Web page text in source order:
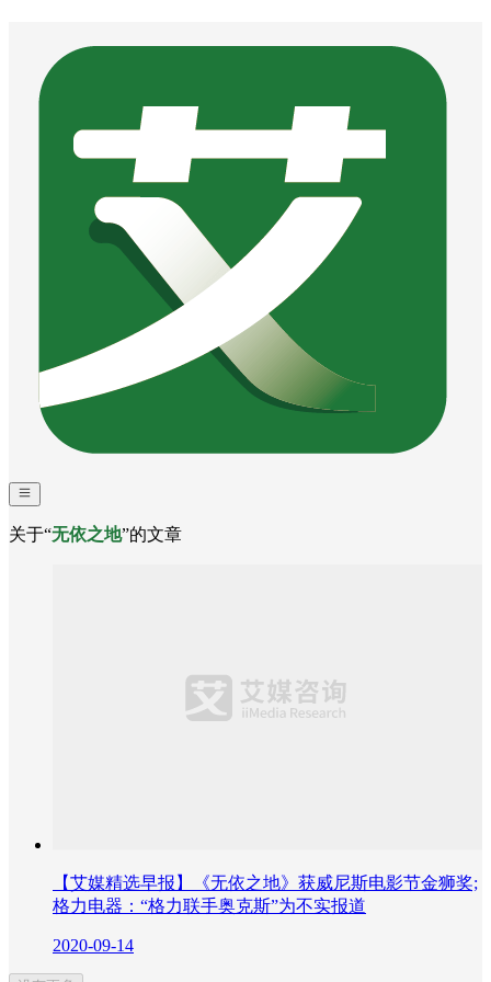
关于“无依之地”的文章
【艾媒精选早报】《无依之地》获威尼斯电影节金狮奖;
格力电器：“格力联手奥克斯”为不实报道
2020-09-14